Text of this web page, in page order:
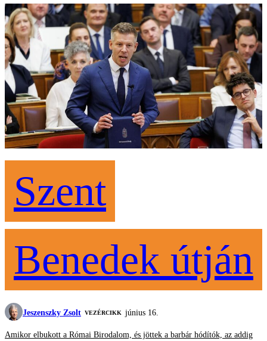
Szent
Benedek útján
Jeszenszky Zsolt VEZÉRCIKK június 16.
Amikor elbukott a Római Birodalom, és jöttek a barbár hódítók, az addig